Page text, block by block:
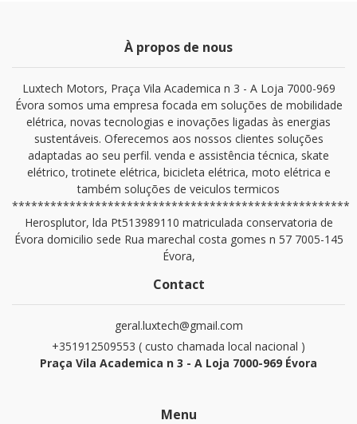
À propos de nous
Luxtech Motors, Praça Vila Academica n 3 - A Loja 7000-969
Évora somos uma empresa focada em soluções de mobilidade
elétrica, novas tecnologias e inovações ligadas às energias
sustentáveis. Oferecemos aos nossos clientes soluções
adaptadas ao seu perfil. venda e assistência técnica, skate
elétrico, trotinete elétrica, bicicleta elétrica, moto elétrica e
também soluções de veiculos termicos
*****************************************************
Herosplutor, lda Pt513989110 matriculada conservatoria de
Évora domicilio sede Rua marechal costa gomes n 57 7005-145
Évora,
Contact
geral.luxtech@gmail.com
+351912509553 ( custo chamada local nacional )
Praça Vila Academica n 3 - A Loja 7000-969 Évora
Menu